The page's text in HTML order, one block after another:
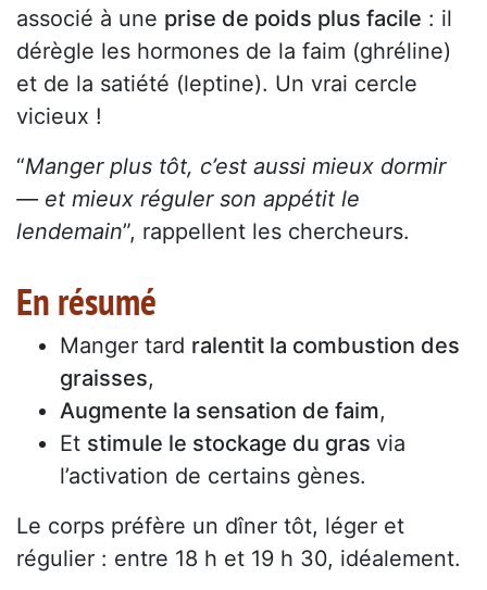
associé à une prise de poids plus facile : il
dérègle les hormones de la faim (ghréline)
et de la satiété (leptine). Un vrai cercle
vicieux !
“Manger plus tôt, c’est aussi mieux dormir
— et mieux réguler son appétit le
lendemain”, rappellent les chercheurs.
En résumé
Manger tard ralentit la combustion des
graisses,
Augmente la sensation de faim,
Et stimule le stockage du gras via
l’activation de certains gènes.
Le corps préfère un dîner tôt, léger et
régulier : entre 18 h et 19 h 30, idéalement.